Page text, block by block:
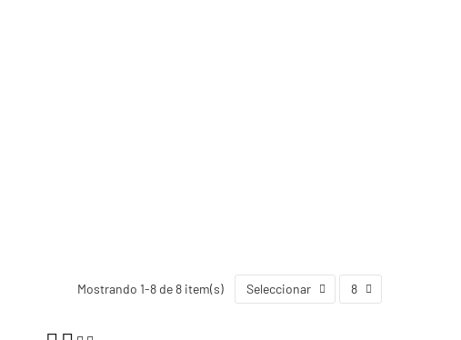
Seleccionar 8
Mostrando 1-8 de 8 item(s)